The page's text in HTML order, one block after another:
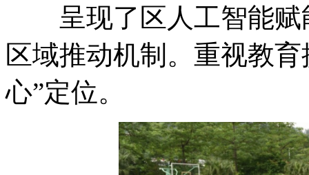
呈现了区人工智能赋
区域推动机制。重视教
心”定位。